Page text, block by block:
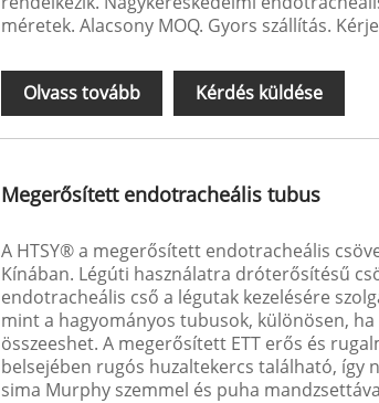
méretek. Alacsony MOQ. Gyors szállítás.
Olvass tovább Kérdés küldése
Megerősített endotracheális tubus
A HTSY® a megerősített endotracheális
Kínában. Légúti használatra dróterősítésű
endotracheális cső a légutak kezelésére
mint a hagyományos tubusok, különösen,
összeeshet. A megerősített ETT erős és
belsejében rugós huzaltekercs található, így
sima Murphy szemmel és puha